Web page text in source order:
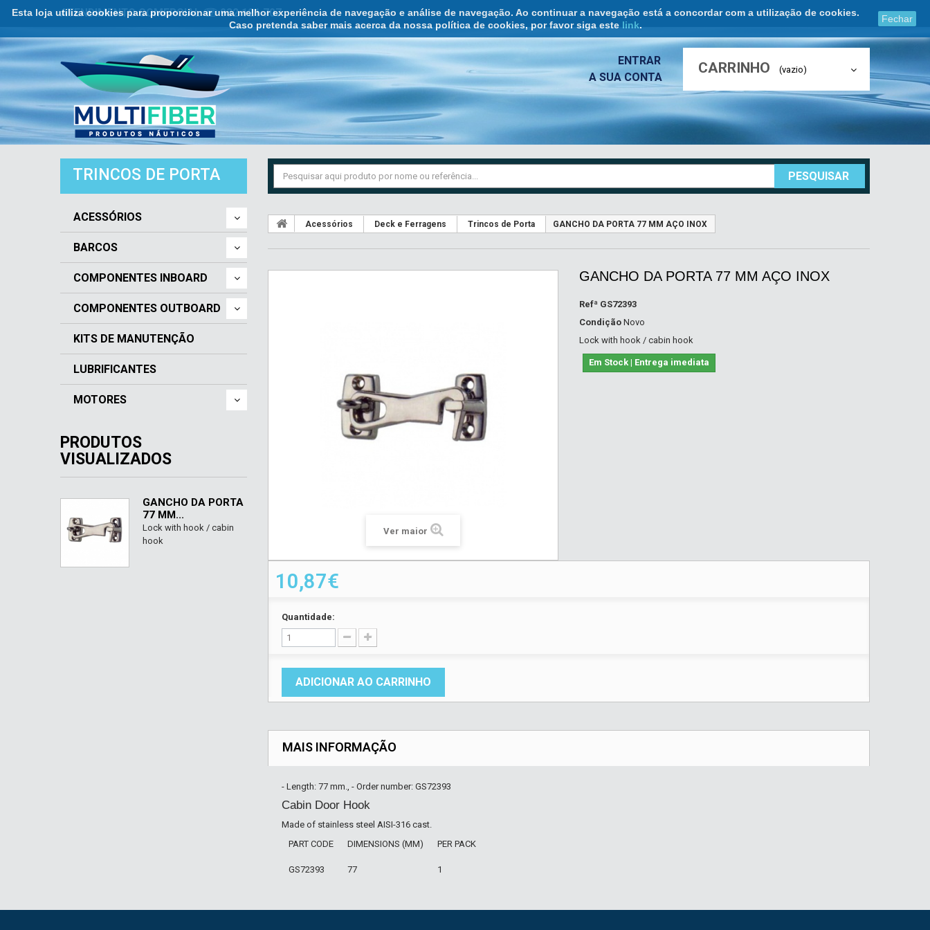
Esta loja utiliza cookies para proporcionar uma melhor experiência de navegação e análise de navegação. Ao continuar a navegação está a concordar com a utilização de cookies.
Caso pretenda saber mais acerca da nossa política de cookies, por favor siga este link.
Fechar
ATENDIMENTO COMERCIAL ☏ 932 121 707
CARRINHO (vazio)
ENTRAR
A SUA CONTA
PESQUISAR
TRINCOS DE PORTA
ACESSÓRIOS
BARCOS
COMPONENTES INBOARD
COMPONENTES OUTBOARD
KITS DE MANUTENÇÃO
LUBRIFICANTES
MOTORES
PRODUTOS
VISUALIZADOS
GANCHO DA PORTA
77 MM...
Lock with hook / cabin
hook
Acessórios Deck e Ferragens Trincos de Porta GANCHO DA PORTA 77 MM AÇO INOX
Ver maior
GANCHO DA PORTA 77 MM AÇO INOX
Refª GS72393
Condição Novo
Lock with hook / cabin hook
Em Stock | Entrega imediata
10,87€
Quantidade:
ADICIONAR AO CARRINHO
MAIS INFORMAÇÃO
- Length: 77 mm., - Order number: GS72393
Cabin Door Hook
Made of stainless steel AISI-316 cast.
PART CODE
DIMENSIONS (MM) PER PACK
GS72393 77 1